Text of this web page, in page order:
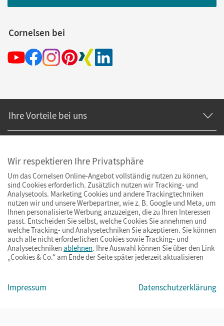
Cornelsen bei
Ihre Vorteile bei uns
Impressum Cookies & Co.
Wir respektieren Ihre Privatsphäre
Um das Cornelsen Online-Angebot vollständig nutzen zu können,
sind Cookies erforderlich. Zusätzlich nutzen wir Tracking- und
Analysetools. Marketing Cookies und andere Trackingtechniken
nutzen wir und unsere Werbepartner, wie z. B. Google und Meta, um
Ihnen personalisierte Werbung anzuzeigen, die zu Ihren Interessen
passt. Entscheiden Sie selbst, welche Cookies Sie annehmen und
welche Tracking- und Analysetechniken Sie akzeptieren. Sie können
auch alle nicht erforderlichen Cookies sowie Tracking- und
Analysetechniken ablehnen. Ihre Auswahl können Sie über den Link
„Cookies & Co.“ am Ende der Seite später jederzeit aktualisieren
Impressum Datenschutzerklärung